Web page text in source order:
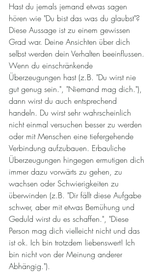
Hast du jemals jemand etwas sagen
hören wie "Du bist das was du glaubst"?
Diese Aussage ist zu einem gewissen
Grad war. Deine Ansichten über dich
selbst werden dein Verhalten beeinflussen.
Wenn du einschränkende
Überzeugungen hast (z.B. "Du wirst nie
gut genug sein.", "Niemand mag dich."),
dann wirst du auch entsprechend
handeln. Du wirst sehr wahrscheinlich
nicht einmal versuchen besser zu werden
oder mit Menschen eine tiefergehende
Verbindung aufzubauen. Erbauliche
Überzeugungen hingegen ermutigen dich
immer dazu vorwärts zu gehen, zu
wachsen oder Schwierigkeiten zu
überwinden (z.B. "Dir fällt diese Aufgabe
schwer, aber mit etwas Bemühung und
Geduld wirst du es schaffen.", "Diese
Person mag dich vielleicht nicht und das
ist ok. Ich bin trotzdem liebenswert! Ich
bin nicht von der Meinung anderer
Abhängig.").